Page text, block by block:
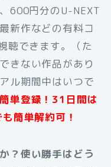
600円分のU-NEXT
新作などの有料コ
聴できます。（た
きない作品があり
ル期間中はいつで
簡単登録！31日間は
簡単解約可！
？使い勝手はどう